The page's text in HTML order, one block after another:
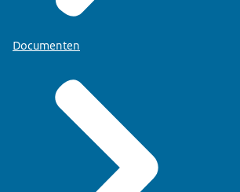
Documenten